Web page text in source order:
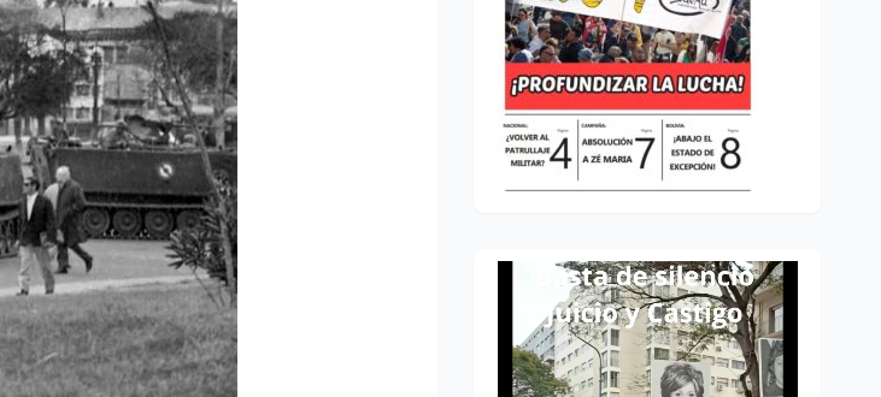
Reproductor
vídeo